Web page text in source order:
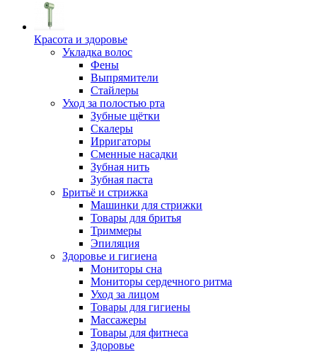
Красота и здоровье
Укладка волос
Фены
Выпрямители
Стайлеры
Уход за полостью рта
Зубные щётки
Скалеры
Ирригаторы
Сменные насадки
Зубная нить
Зубная паста
Бритьё и стрижка
Машинки для стрижки
Товары для бритья
Триммеры
Эпиляция
Здоровье и гигиена
Мониторы сна
Мониторы сердечного ритма
Уход за лицом
Товары для гигиены
Массажеры
Товары для фитнеса
Здоровье